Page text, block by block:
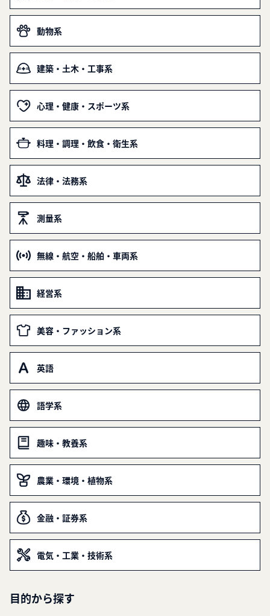
動物系
建築・土木・工事系
心理・健康・スポーツ系
料理・調理・飲食・衛生系
法律・法務系
測量系
無線・航空・船舶・車両系
経営系
美容・ファッション系
英語
語学系
趣味・教養系
農業・環境・植物系
金融・証券系
電気・工業・技術系
目的から探す